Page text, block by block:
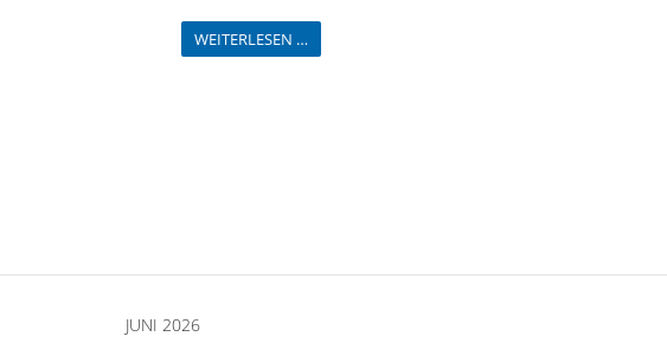
WEITERLESEN …
JUNI 2026